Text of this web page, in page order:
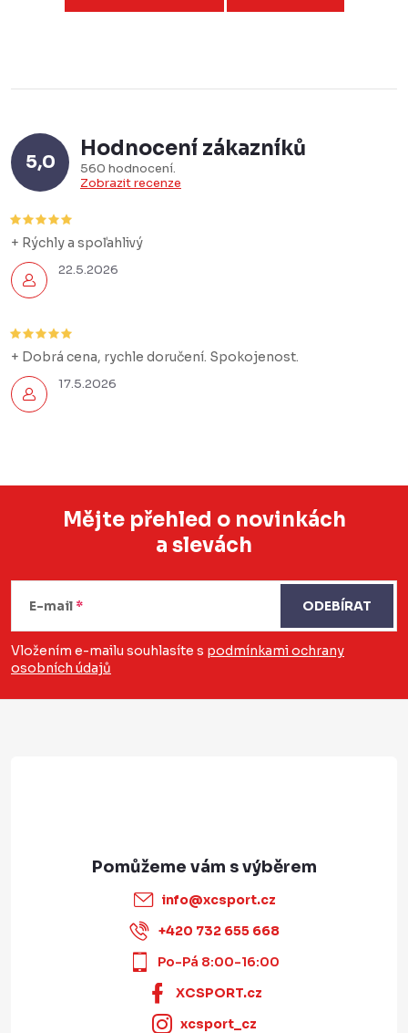
5,0
Hodnocení zákazníků
560 hodnocení
Zobrazit recenze
22.5.2026
+ Rýchly a spoľahlivý
17.5.2026
+ Dobrá cena, rychle doručení. Spokojenost.
á
a
Mějte přehled o novinkách
a slevách
E-mail
Vložením e-mailu souhlasíte s podmínkami ochrany
osobních údajů
ODEBÍRAT
info@xcsport.cz
+420 732 655 668
Po-Pá 8:00-16:00
XCSPORT.cz
xcsport_cz